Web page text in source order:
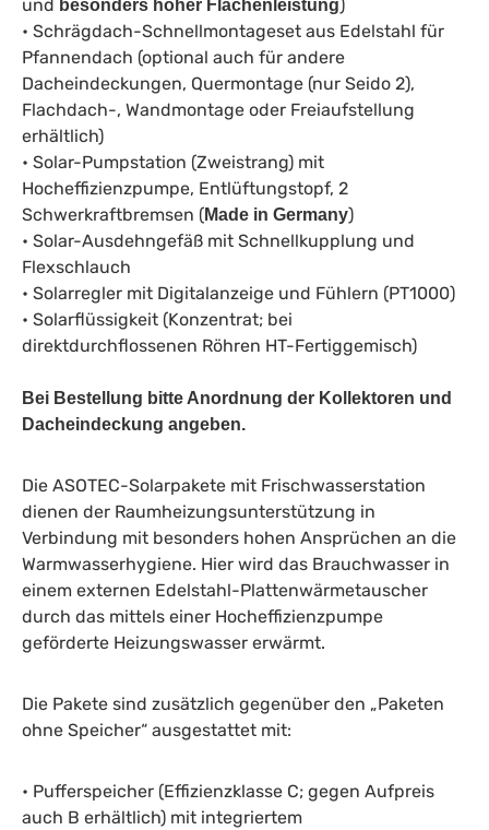
und besonders hoher Flächenleistung)
• Schrägdach-Schnellmontageset aus Edelstahl für
Pfannendach (optional auch für andere
Dacheindeckungen, Quermontage (nur Seido 2),
Flachdach-, Wandmontage oder Freiaufstellung
erhältlich)
• Solar-Pumpstation (Zweistrang) mit
Hocheffizienzpumpe, Entlüftungstopf, 2
Schwerkraftbremsen (Made in Germany)
• Solar-Ausdehngefäß mit Schnellkupplung und
Flexschlauch
• Solarregler mit Digitalanzeige und Fühlern (PT1000)
• Solarflüssigkeit (Konzentrat; bei
direktdurchflossenen Röhren HT-Fertiggemisch)
Bei Bestellung bitte Anordnung der Kollektoren und
Dacheindeckung angeben.
Die ASOTEC-Solarpakete mit Frischwasserstation
dienen der Raumheizungsunterstützung in
Verbindung mit besonders hohen Ansprüchen an die
Warmwasserhygiene. Hier wird das Brauchwasser in
einem externen Edelstahl-Plattenwärmetauscher
durch das mittels einer Hocheffizienzpumpe
geförderte Heizungswasser erwärmt.
Die Pakete sind zusätzlich gegenüber den „Paketen
ohne Speicher“ ausgestattet mit:
• Pufferspeicher (Effizienzklasse C; gegen Aufpreis
auch B erhältlich) mit integriertem